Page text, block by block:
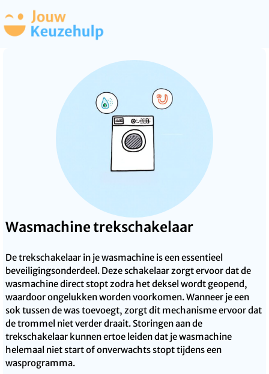
Wasmachine trekschakelaar
De trekschakelaar in je wasmachine is een essentieel
beveiligingsonderdeel. Deze schakelaar zorgt ervoor dat de
wasmachine direct stopt zodra het deksel wordt geopend,
waardoor ongelukken worden voorkomen. Wanneer je een
sok tussen de was toevoegt, zorgt dit mechanisme ervoor dat
de trommel niet verder draait. Storingen aan de
trekschakelaar kunnen ertoe leiden dat je wasmachine
helemaal niet start of onverwachts stopt tijdens een
wasprogramma.